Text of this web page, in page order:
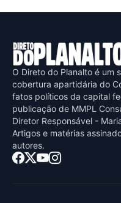
O Direto do Planalto é um
cobertura apartidária do
fatos políticos da capital
publicaçāo de MMPL
Diretor Responsável -
Artigos e matérias
autores.